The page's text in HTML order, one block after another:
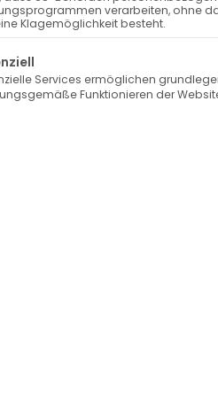
e
n
e
Hersteller-
verarbeiten, ohne
Klagemöglichkeit besteht.
eine Liste der Service-
Services ermöglichen
Funktionieren der